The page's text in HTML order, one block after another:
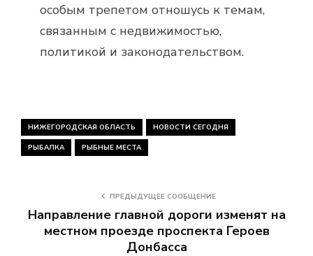
особым трепетом отношусь к темам,
связанным с недвижимостью,
политикой и законодательством.
НИЖЕГОРОДСКАЯ ОБЛАСТЬ НОВОСТИ СЕГОДНЯ
РЫБАЛКА РЫБНЫЕ МЕСТА
ПРЕДЫДУЩЕЕ СООБЩЕНИЕ
Направление главной дороги изменят на
местном проезде проспекта Героев
Донбасса